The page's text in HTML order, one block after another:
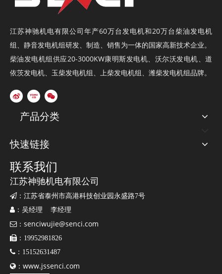
江苏神驰机电有限公司年产60万台发电机和20万台柴油发电机
组、 静音发电机组研发、制造、销售为一体的国家高新技术企业。
柴油发电机组供应20-3000KW康明斯发电机、沃尔沃发电机、道
依茨发电机、玉柴发电机组、上柴发电机组、潍柴发电机组品牌。
产品分类
快速链接
联系我们
江苏神驰机电有限公司
 ：江苏省泰州市高港科技创业园永盛路7号
 ：吴经理 李经理
 ： senciwujie@senci.com
 ：19952981826
 ：15152631487
 ： www.jssenci.com